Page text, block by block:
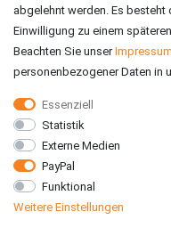
VERSAND
abgelehnt werden. Es
Einwilligung zu einem
Beachten Sie unserImpressum
personenbezogener Daten in
Essenziell
Statistik
Externe Medien
PayPal
Funktional
Weitere Einstellungen